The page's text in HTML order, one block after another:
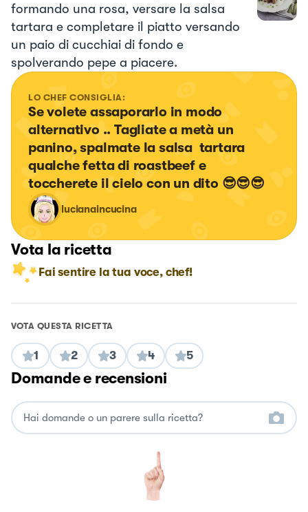
formando una rosa, versare la salsa
tartara e completare il piatto versando
un paio di cucchiai di fondo e
spolverando pepe a piacere.
LO CHEF CONSIGLIA:
Se volete assaporarlo in modo
alternativo .. Tagliate a metà un
panino, spalmate la salsa  tartara
qualche fetta di roastbeef e
toccherete il cielo con un dito 😎😎😎
lucianaincucina
Vota la ricetta
Fai sentire la tua voce, chef!
VOTA QUESTA RICETTA
1 2 3 4 5
Domande e recensioni